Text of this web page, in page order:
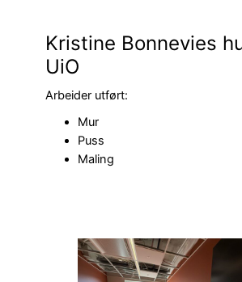
Kristine Bonnevies
UiO
Arbeider utført:
Mur
Puss
Maling